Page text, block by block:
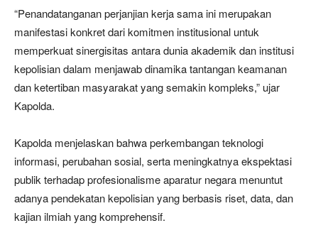
“Penandatanganan perjanjian kerja sama ini merupakan
manifestasi konkret dari komitmen institusional untuk
memperkuat sinergisitas antara dunia akademik dan institusi
kepolisian dalam menjawab dinamika tantangan keamanan
dan ketertiban masyarakat yang semakin kompleks,” ujar
Kapolda.
Kapolda menjelaskan bahwa perkembangan teknologi
informasi, perubahan sosial, serta meningkatnya ekspektasi
publik terhadap profesionalisme aparatur negara menuntut
adanya pendekatan kepolisian yang berbasis riset, data, dan
kajian ilmiah yang komprehensif.